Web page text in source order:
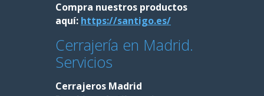
Compra nuestros productos
aquí: https://santigo.es/
Cerrajería en Madrid.
Servicios
Cerrajeros Madrid